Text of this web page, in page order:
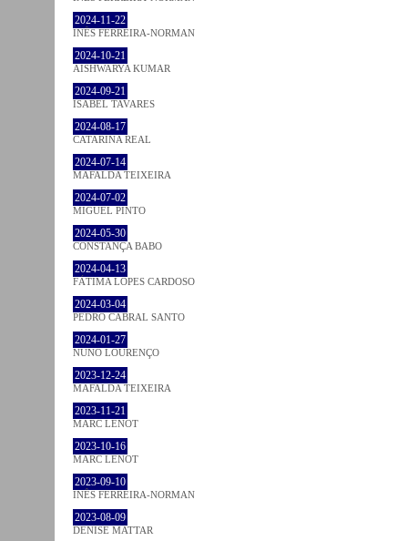
2024-11-22
INÊS FERREIRA-NORMAN
2024-10-21
AISHWARYA KUMAR
2024-09-21
ISABEL TAVARES
2024-08-17
CATARINA REAL
2024-07-14
MAFALDA TEIXEIRA
2024-07-02
MIGUEL PINTO
2024-05-30
CONSTANÇA BABO
2024-04-13
FÁTIMA LOPES CARDOSO
2024-03-04
PEDRO CABRAL SANTO
2024-01-27
NUNO LOURENÇO
2023-12-24
MAFALDA TEIXEIRA
2023-11-21
MARC LENOT
2023-10-16
MARC LENOT
2023-09-10
INÊS FERREIRA-NORMAN
2023-08-09
DENISE MATTAR